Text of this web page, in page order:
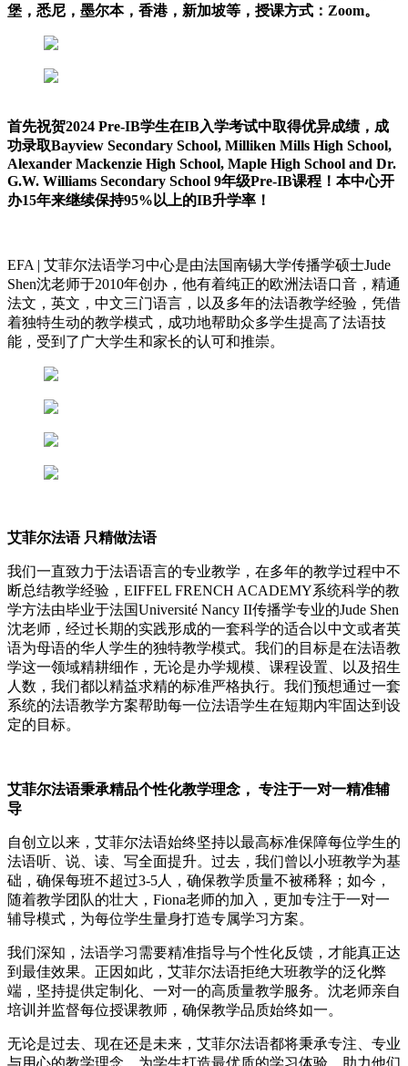
堡，悉尼，墨尔本，香港，新加坡等，授课方式：Zoom。
首先祝贺2024 Pre-IB学生在IB入学考试中取得优异成绩，成
功录取Bayview Secondary School, Milliken Mills High School,
Alexander Mackenzie High School, Maple High School and Dr.
G.W. Williams Secondary School 9年级Pre-IB课程！本中心开
办15年来继续保持95%以上的IB升学率！
EFA | 艾菲尔法语学习中心是由法国南锡大学传播学硕士Jude
Shen沈老师于2010年创办，他有着纯正的欧洲法语口音，精通
法文，英文，中文三门语言，以及多年的法语教学经验，凭借
着独特生动的教学模式，成功地帮助众多学生提高了法语技
能，受到了广大学生和家长的认可和推崇。
艾菲尔法语 只精做法语
我们一直致力于法语语言的专业教学，在多年的教学过程中不
断总结教学经验，EIFFEL FRENCH ACADEMY系统科学的教
学方法由毕业于法国Université Nancy II传播学专业的Jude Shen
沈老师，经过长期的实践形成的一套科学的适合以中文或者英
语为母语的华人学生的独特教学模式。我们的目标是在法语教
学这一领域精耕细作，无论是办学规模、课程设置、以及招生
人数，我们都以精益求精的标准严格执行。我们预想通过一套
系统的法语教学方案帮助每一位法语学生在短期内牢固达到设
定的目标。
艾菲尔法语秉承精品个性化教学理念， 专注于一对一精准辅
导
自创立以来，艾菲尔法语始终坚持以最高标准保障每位学生的
法语听、说、读、写全面提升。过去，我们曾以小班教学为基
础，确保每班不超过3-5人，确保教学质量不被稀释；如今，
随着教学团队的壮大，Fiona老师的加入，更加专注于一对一
辅导模式，为每位学生量身打造专属学习方案。
我们深知，法语学习需要精准指导与个性化反馈，才能真正达
到最佳效果。正因如此，艾菲尔法语拒绝大班教学的泛化弊
端，坚持提供定制化、一对一的高质量教学服务。沈老师亲自
培训并监督每位授课教师，确保教学品质始终如一。
无论是过去、现在还是未来，艾菲尔法语都将秉承专注、专业
与用心的教学理念，为学生打造最优质的学习体验，助力他们